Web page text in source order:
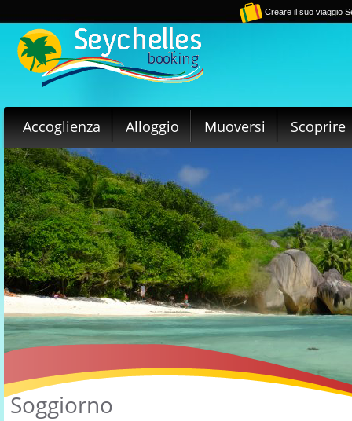
Creare il suo viaggio
Accoglienza Alloggio Muoversi Scoprire
Soggiorno